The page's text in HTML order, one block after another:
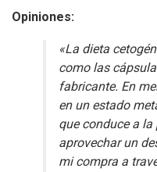
Opiniones:
«La dieta
como las
fabricante. En
en un estado
que conduce a la
aprovechar un
mi compra a